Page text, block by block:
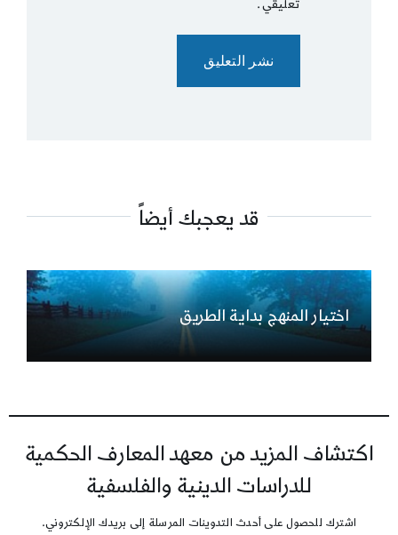
تعليقي.
قد يعجبك أيضاً
اختيار المنهج بداية الطريق
اكتشاف المزيد من معهد المعارف الحكمية
للدراسات الدينية والفلسفية
اشترك للحصول على أحدث التدوينات المرسلة إلى بريدك الإلكتروني.